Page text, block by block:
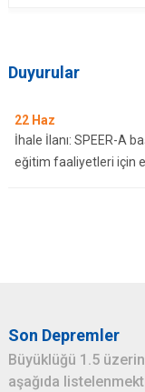
Duyurular
22 Haz
İhale İlanı: SPEER-A
eğitim faaliyetleri için
Son Depremler
Büyüklüğü 1.5
aşağıda